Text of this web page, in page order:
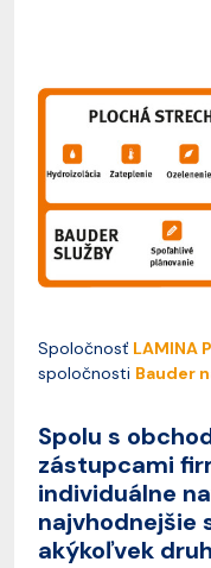
Spoločnosť LAMINA
spoločnosti Bauder
Spolu s
zástupcami
individuálne
najvhodnejšie
akýkoľvek